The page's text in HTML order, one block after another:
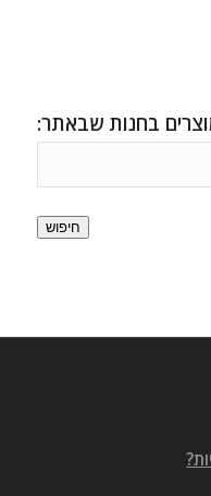
בחנות שבאתר:
חיפוש